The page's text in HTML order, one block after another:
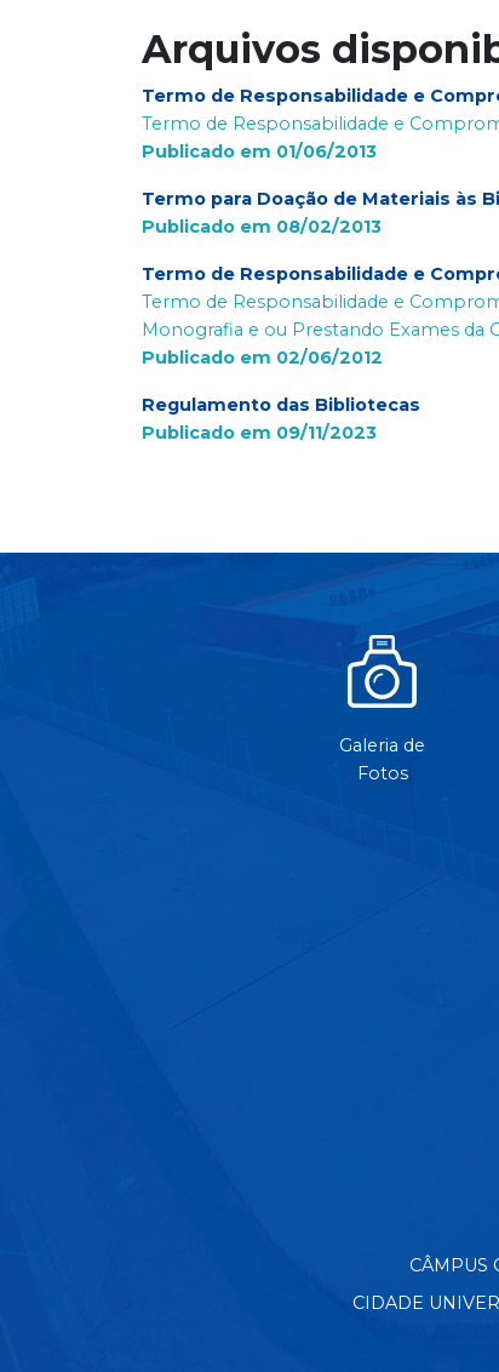
Arquivos
Termo de Responsabilidade e
Termo de Responsabilidade e
Publicado em 01/06/2013
Termo para Doação de Materiais às
Publicado em 08/02/2013
Termo de Responsabilidade e
Termo de Responsabilidade e
Monografia e ou Prestando Exames da
Publicado em 02/06/2012
Regulamento das Bibliotecas
Publicado em 09/11/2023
Galeria de
Fotos
CÂMPUS
CIDADE